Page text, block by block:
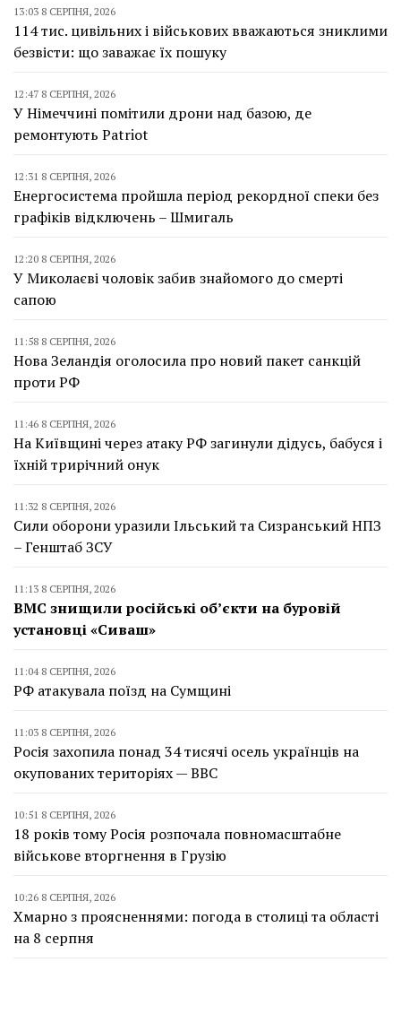
13:03 8 СЕРПНЯ, 2026
114 тис. цивільних і військових вважаються зниклими
безвісти: що заважає їх пошуку
12:47 8 СЕРПНЯ, 2026
У Німеччині помітили дрони над базою, де
ремонтують Patriot
12:31 8 СЕРПНЯ, 2026
Енергосистема пройшла період рекордної спеки без
графіків відключень – Шмигаль
12:20 8 СЕРПНЯ, 2026
У Миколаєві чоловік забив знайомого до смерті
сапою
11:58 8 СЕРПНЯ, 2026
Нова Зеландія оголосила про новий пакет санкцій
проти РФ
11:46 8 СЕРПНЯ, 2026
На Київщині через атаку РФ загинули дідусь, бабуся і
їхній трирічний онук
11:32 8 СЕРПНЯ, 2026
Сили оборони уразили Ільський та Сизранський НПЗ
– Генштаб ЗСУ
11:13 8 СЕРПНЯ, 2026
ВМС знищили російські об’єкти на буровій
установці «Сиваш»
11:04 8 СЕРПНЯ, 2026
РФ атакувала поїзд на Сумщині
11:03 8 СЕРПНЯ, 2026
Росія захопила понад 34 тисячі осель українців на
окупованих територіях — BBC
10:51 8 СЕРПНЯ, 2026
18 років тому Росія розпочала повномасштабне
військове вторгнення в Грузію
10:26 8 СЕРПНЯ, 2026
Хмарно з проясненнями: погода в столиці та області
на 8 серпня